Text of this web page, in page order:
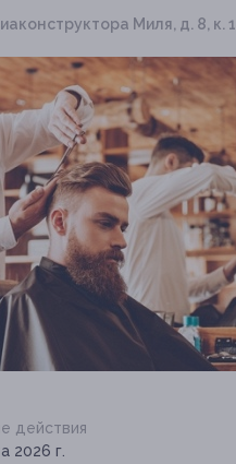
Миля, д. 8, к. 1
действия
2026 г.